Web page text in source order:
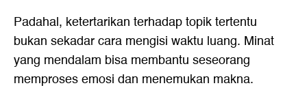
Padahal, ketertarikan terhadap topik tertentu
bukan sekadar cara mengisi waktu luang. Minat
yang mendalam bisa membantu seseorang
memproses emosi dan menemukan makna.